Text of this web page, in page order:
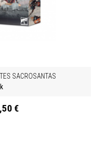
SACROSANTAS
€